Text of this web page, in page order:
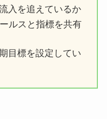
入を追えているか
ルスと指標を共有
目標を設定してい